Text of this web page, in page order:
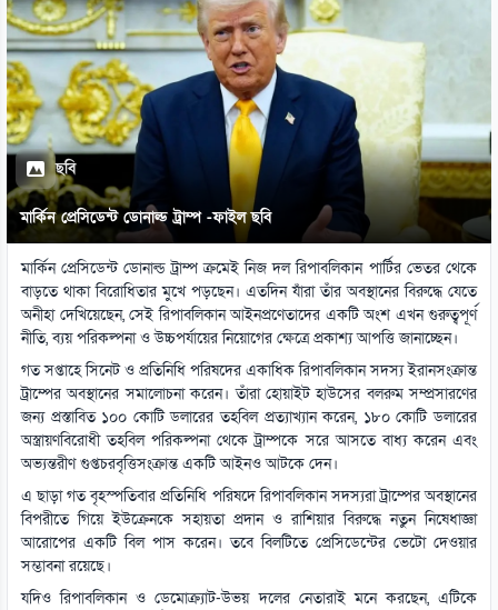
ছবি
মার্কিন প্রেসিডেন্ট ডোনাল্ড ট্রাম্প -ফাইল ছবি
মার্কিন প্রেসিডেন্ট ডোনাল্ড ট্রাম্প ক্রমেই নিজ দল রিপাবলিকান পার্টির ভেতর থেকে
বাড়তে থাকা বিরোধিতার মুখে পড়ছেন। এতদিন যাঁরা তাঁর অবস্থানের বিরুদ্ধে যেতে
অনীহা দেখিয়েছেন, সেই রিপাবলিকান আইনপ্রণেতাদের একটি অংশ এখন গুরুত্বপূর্ণ
নীতি, ব্যয় পরিকল্পনা ও উচ্চপর্যায়ের নিয়োগের ক্ষেত্রে প্রকাশ্য আপত্তি জানাচ্ছেন।
গত সপ্তাহে সিনেট ও প্রতিনিধি পরিষদের একাধিক রিপাবলিকান সদস্য ইরানসংক্রান্ত
ট্রাম্পের অবস্থানের সমালোচনা করেন। তাঁরা হোয়াইট হাউসের বলরুম সম্প্রসারণের
জন্য প্রস্তাবিত ১০০ কোটি ডলারের তহবিল প্রত্যাখ্যান করেন, ১৮০ কোটি ডলারের
অস্ত্রায়ণবিরোধী তহবিল পরিকল্পনা থেকে ট্রাম্পকে সরে আসতে বাধ্য করেন এবং
অভ্যন্তরীণ গুপ্তচরবৃত্তিসংক্রান্ত একটি আইনও আটকে দেন।
এ ছাড়া গত বৃহস্পতিবার প্রতিনিধি পরিষদে রিপাবলিকান সদস্যরা ট্রাম্পের অবস্থানের
বিপরীতে গিয়ে ইউক্রেনকে সহায়তা প্রদান ও রাশিয়ার বিরুদ্ধে নতুন নিষেধাজ্ঞা
আরোপের একটি বিল পাস করেন। তবে বিলটিতে প্রেসিডেন্টের ভেটো দেওয়ার
সম্ভাবনা রয়েছে।
যদিও রিপাবলিকান ও ডেমোক্র্যাট-উভয় দলের নেতারাই মনে করছেন, এটিকে